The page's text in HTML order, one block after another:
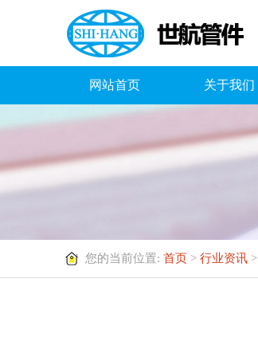
网站首页 关于我们
您的当前位置: 首页 > 行业资讯 >